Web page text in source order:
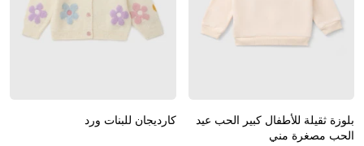
بلوزة ثقيلة للأطفال كبير الحب عيد
الحب مصغرة مني
كارديجان للبنات ورد